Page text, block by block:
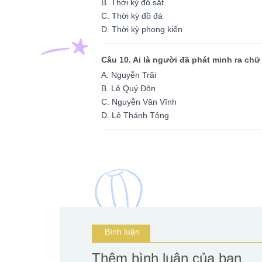
B. Thời kỳ đồ sắt
C. Thời kỳ đồ đá
D. Thời kỳ phong kiến
Câu 10. Ai là người đã phát minh ra chữ
A. Nguyễn Trãi
B. Lê Quý Đôn
C. Nguyễn Văn Vĩnh
D. Lê Thánh Tông
Bình luận
Thêm bình luận của bạn